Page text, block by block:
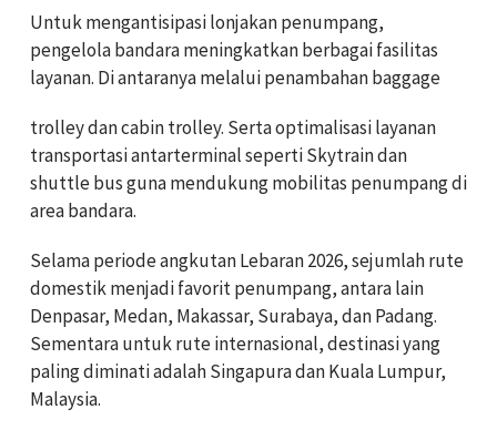
Untuk mengantisipasi lonjakan penumpang,
pengelola bandara meningkatkan berbagai fasilitas
layanan. Di antaranya melalui penambahan baggage
trolley dan cabin trolley. Serta optimalisasi layanan
transportasi antarterminal seperti Skytrain dan
shuttle bus guna mendukung mobilitas penumpang di
area bandara.
Selama periode angkutan Lebaran 2026, sejumlah rute
domestik menjadi favorit penumpang, antara lain
Denpasar, Medan, Makassar, Surabaya, dan Padang.
Sementara untuk rute internasional, destinasi yang
paling diminati adalah Singapura dan Kuala Lumpur,
Malaysia.